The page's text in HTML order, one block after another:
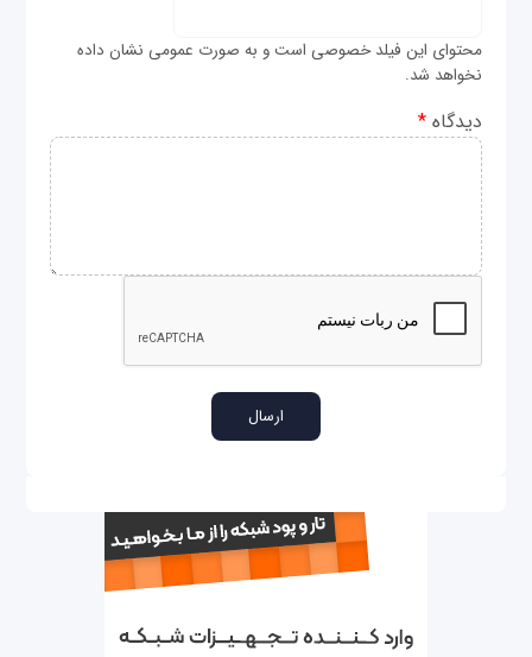
محتوای این فیلد خصوصی است و به صورت عمومی نشان داده
نخواهد شد.
دیدگاه*